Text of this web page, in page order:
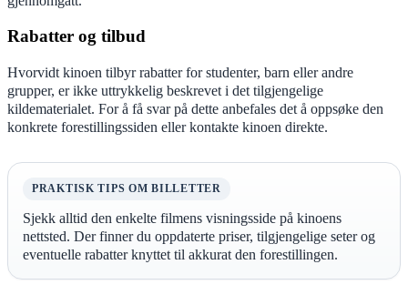
Rabatter og tilbud
Hvorvidt kinoen tilbyr rabatter for studenter, barn eller andre
grupper, er ikke uttrykkelig beskrevet i det tilgjengelige
kildematerialet. For å få svar på dette anbefales det å oppsøke den
konkrete forestillingssiden eller kontakte kinoen direkte.
PRAKTISK TIPS OM BILLETTER
Sjekk alltid den enkelte filmens visningsside på kinoens
nettsted. Der finner du oppdaterte priser, tilgjengelige seter og
eventuelle rabatter knyttet til akkurat den forestillingen.